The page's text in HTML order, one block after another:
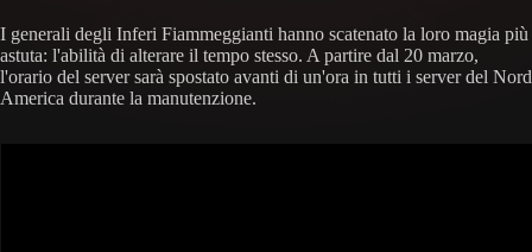
I generali degli Inferi Fiammeggianti hanno scatenato la loro magia più
astuta: l'abilità di alterare il tempo stesso. A partire dal 20 marzo,
l'orario del server sarà spostato avanti di un'ora in tutti i server del Nord
America durante la manutenzione.